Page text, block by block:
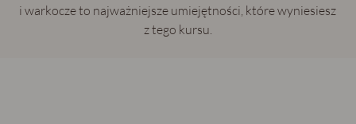
i warkocze to najważniejsze umiejętności, które wyniesiesz
z tego kursu.